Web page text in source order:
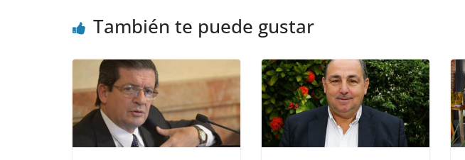
o
k
p
También te puede gustar